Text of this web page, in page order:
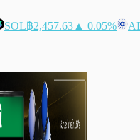
SOL฿2,457.63 ▲ 0.05%